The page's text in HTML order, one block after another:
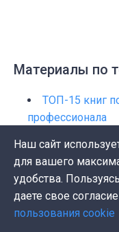
Материалы по
ТОП-15 книг
профессионала
🐍
Python с нуля за
🐍🧩 5
начинающих с
Наш сайт
для вашего
удобства.
даете свое
пользования cookie